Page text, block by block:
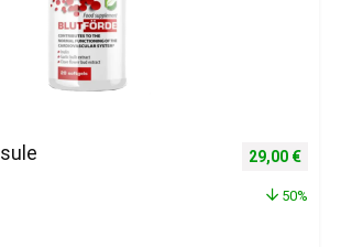
Izvorna
29,00 €
50%